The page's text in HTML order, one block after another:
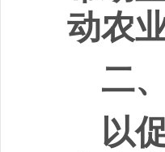
动农
二
以